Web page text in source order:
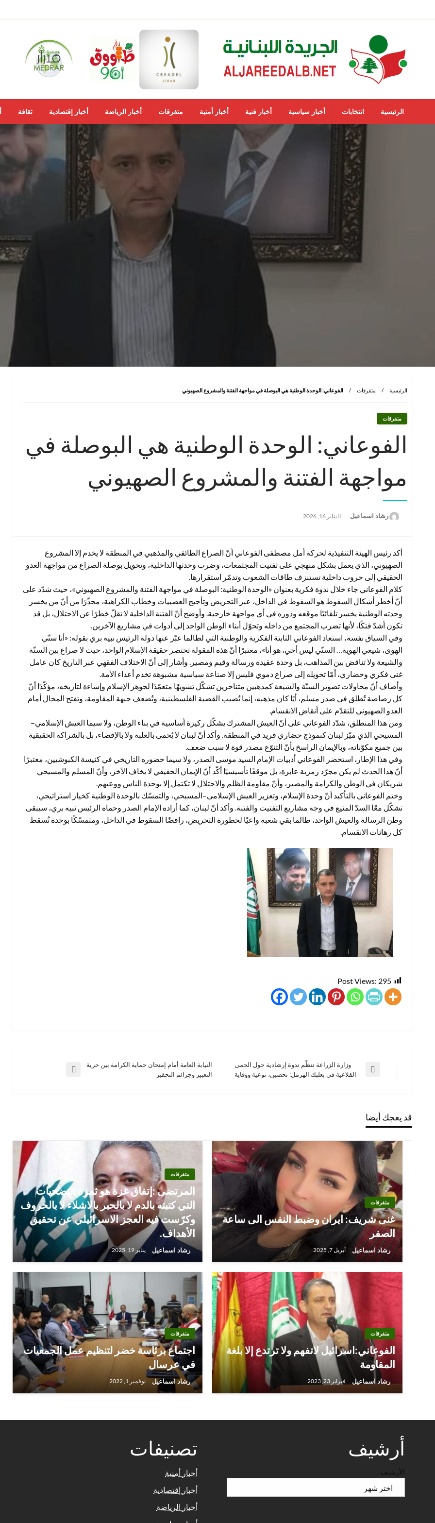
إلى
الجريدة اللبنانية
ALJAREEDALB.NET
الرئيسية انتخابات أخبار سياسية أخبار فنية أخبار أمنية متفرقات أخبار الرياضة أخبار إقتصادية ثقافة
الرئيسية متفرقات الفوعاني: الوحدة الوطنية هي البوصلة في مواجهة الفتنة والمشروع الصهيوني
متفرقات
الفوعاني: الوحدة الوطنية هي البوصلة في
مواجهة الفتنة والمشروع الصهيوني
رشاد اسماعيل
نُشر
يناير 16, 2026
أكد رئيس الهيئة التنفيذية لحركة أمل مصطفى الفوعاني أنّ الصراع الطائفي والمذهبي في المنطقة لا يخدم إلا المشروع
الصهيوني، الذي يعمل بشكل منهجي على تفتيت المجتمعات، وضرب وحدتها الداخلية، وتحويل بوصلة الصراع من مواجهة العدو
الحقيقي إلى حروب داخلية تستنزف طاقات الشعوب وتدمّر استقرارها.
كلام الفوعاني جاء خلال ندوة فكرية بعنوان «الوحدة الوطنية: البوصلة في مواجهة الفتنة والمشروع الصهيوني»، حيث شدّد على
أنّ أخطر أشكال السقوط هو السقوط في الداخل، عبر التحريض وتأجيج العصبيات وخطاب الكراهية، محذّرًا من أنّ من يخسر
وحدته الوطنية يخسر تلقائيًا موقعه ودوره في أي مواجهة خارجية. وأوضح أنّ الفتنة الداخلية لا تقلّ خطرًا عن الاحتلال، بل قد
تكون أشدّ فتكًا، لأنها تضرب المجتمع من داخله وتحوّل أبناء الوطن الواحد إلى أدوات في مشاريع الآخرين.
وفي السياق نفسه، استعاد الفوعاني الثابتة الفكرية والوطنية التي لطالما عبّر عنها دولة الرئيس نبيه بري بقوله: «أنا سنّي
الهوى، شيعي الهوية… السنّي ليس أخي، هو أنا»، معتبرًا أنّ هذه المقولة تختصر حقيقة الإسلام الواحد، حيث لا صراع بين السنّة
والشيعة ولا تناقض بين المذاهب، بل وحدة عقيدة ورسالة وقيم ومصير. وأشار إلى أنّ الاختلاف الفقهي عبر التاريخ كان عامل
غنى فكري وحضاري، أمّا تحويله إلى صراع دموي فليس إلا صناعة سياسية مشبوهة تخدم أعداء الأمة.
وأضاف أنّ محاولات تصوير السنّة والشيعة كمذهبين متناحرين تشكّل تشويهًا متعمّدًا لجوهر الإسلام وإساءة لتاريخه، مؤكّدًا أنّ
كل رصاصة تُطلق في صدر مسلم، أيًا كان مذهبه، إنما تُصيب القضية الفلسطينية، وتُضعف جبهة المقاومة، وتفتح المجال أمام
العدو الصهيوني للتقدّم على أنقاض الانقسام.
ومن هذا المنطلق، شدّد الفوعاني على أنّ العيش المشترك يشكّل ركيزة أساسية في بناء الوطن، ولا سيما العيش الإسلامي–
المسيحي الذي ميّز لبنان كنموذج حضاري فريد في المنطقة. وأكد أنّ لبنان لا يُحمى بالغلبة ولا بالإقصاء، بل بالشراكة الحقيقية
بين جميع مكوّناته، وبالإيمان الراسخ بأنّ التنوّع مصدر قوة لا سبب ضعف.
وفي هذا الإطار، استحضر الفوعاني أدبيات الإمام السيد موسى الصدر، ولا سيما حضوره التاريخي في كنيسة الكبوشيين، معتبرًا
أنّ هذا الحدث لم يكن مجرّد رمزية عابرة، بل موقفًا تأسيسيًا أكّد أنّ الإيمان الحقيقي لا يخاف الآخر، وأنّ المسلم والمسيحي
شريكان في الوطن والكرامة والمصير، وأنّ مقاومة الظلم والاحتلال لا تكتمل إلا بوحدة الناس ووعيهم.
وختم الفوعاني بالتأكيد أنّ وحدة الإسلام، وتعزيز العيش الإسلامي–المسيحي، والتمسّك بالوحدة الوطنية كخيار استراتيجي،
تشكّل معًا السدّ المنيع في وجه مشاريع التفتيت والفتنة. وأكد أنّ لبنان، كما أراده الإمام الصدر وحماه الرئيس نبيه بري، سيبقى
وطن الرسالة والعيش الواحد، طالما بقي شعبه واعيًا لخطورة التحريض، رافضًا السقوط في الداخل، ومتمسّكًا بوحدة تُسقط
كل رهانات الانقسام.
Post Views: 295
تصفّح
المقالة
وزارة الزراعة تنظّم ندوة إرشادية حول الحمى
القلاعية في بعلبك الهرمل: تحصين، توعية ووقاية
المقالة
النيابة العامة أمام إمتحان حماية الكرامة بين حرية
التعبير وجرائم التحقير
قد يعجك أيضا
متفرقات
غنى شريف: ايران وضبط النفس الى ساعة
الصفر
رشاد اسماعيل أبريل 7, 2025
متفرقات
المرتضى :إتفاق غزة هو ثمرة التضحيات
التي كتبته بالدم لا بالحبر بالاشلاء لا بالحروف
وكرّست فيه العجز الاسرائيلي عن تحقيق
الأهداف.
رشاد اسماعيل يناير 19, 2025
متفرقات
الفوعاني:اسرائيل لاتفهم ولا ترتدع إلا بلغة
المقاومة
رشاد اسماعيل فبراير 23, 2023
متفرقات
اجتماع برئاسة خضر لتنظيم عمل الجمعيات
في عرسال
رشاد اسماعيل نوفمبر 1, 2022
أرشيف
الأرشيف
تصنيفات
أخبار أمنية
أخبار إقتصادية
أخبار الرياضة